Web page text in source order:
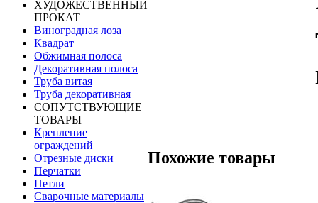
ХУДОЖЕСТВЕННЫЙ
ПРОКАТ
Виноградная лоза
Квадрат
Обжимная полоса
Декоративная полоса
Труба витая
Труба декоративная
СОПУТСТВУЮЩИЕ
ТОВАРЫ
Крепление
ограждений
Отрезные диски
Перчатки
Петли
Сварочные материалы
Похожие товары